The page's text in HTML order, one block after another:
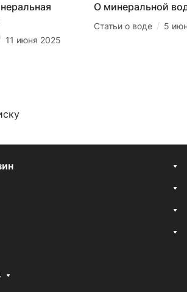
11 июня 2025
О минеральной
Статьи о воде / 5